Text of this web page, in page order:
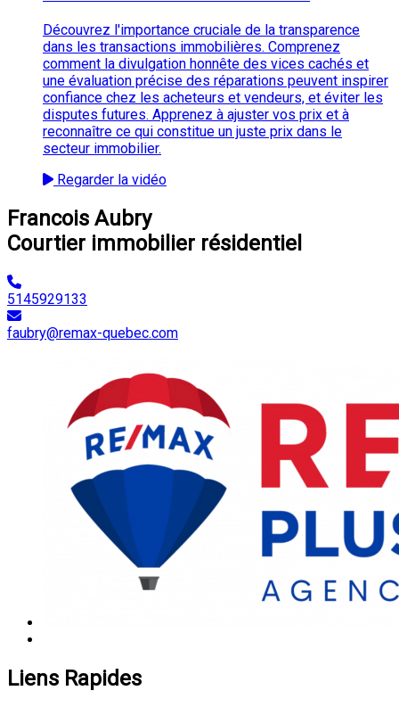
Découvrez l'importance cruciale de la transparence
dans les transactions immobilières. Comprenez
comment la divulgation honnête des vices cachés et
une évaluation précise des réparations peuvent inspirer
confiance chez les acheteurs et vendeurs, et éviter les
disputes futures. Apprenez à ajuster vos prix et à
reconnaître ce qui constitue un juste prix dans le
secteur immobilier.
Regarder la vidéo
Francois Aubry
Courtier immobilier résidentiel
5145929133
faubry@remax-quebec.com
Liens Rapides